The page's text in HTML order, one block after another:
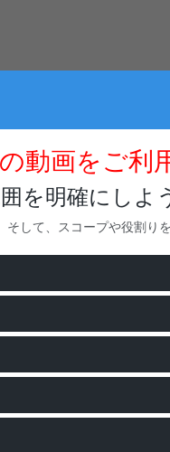
動画をご利
を明確にしよ
して、スコープや役割り